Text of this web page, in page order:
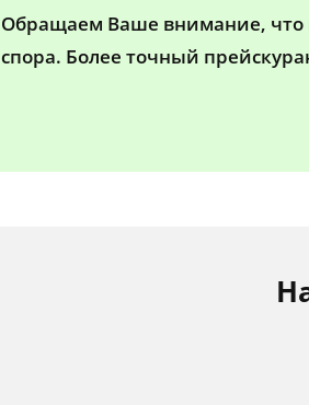
Обращаем Ваше внимание, что
спора. Более точный